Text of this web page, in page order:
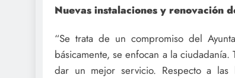
Nuevas instalaciones y renovación
“Se trata de un compromiso del
básicamente, se enfocan a la
dar un mejor servicio. Respecto a las